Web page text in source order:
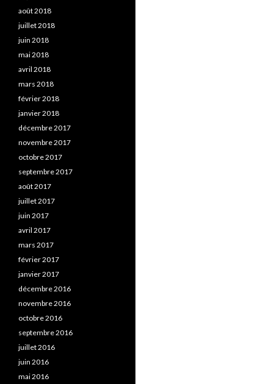
août 2018
juillet 2018
juin 2018
mai 2018
avril 2018
mars 2018
février 2018
janvier 2018
décembre 2017
novembre 2017
octobre 2017
septembre 2017
août 2017
juillet 2017
juin 2017
avril 2017
mars 2017
février 2017
janvier 2017
décembre 2016
novembre 2016
octobre 2016
septembre 2016
juillet 2016
juin 2016
mai 2016